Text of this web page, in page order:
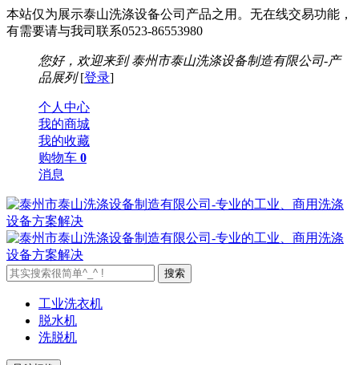
本站仅为展示泰山洗涤设备公司产品之用。无在线交易功能，
有需要请与我司联系0523-86553980
您好，欢迎来到 泰州市泰山洗涤设备制造有限公司-产
品展列[登录]
个人中心
我的商城
我的收藏
购物车 0
消息
工业洗衣机
脱水机
洗脱机